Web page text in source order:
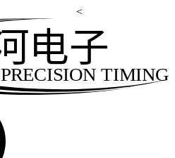
<
PRECISION TIMING
电子